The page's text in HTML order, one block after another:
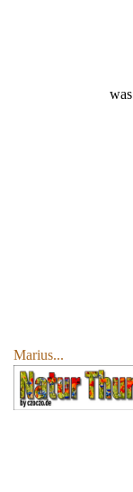
Marius...